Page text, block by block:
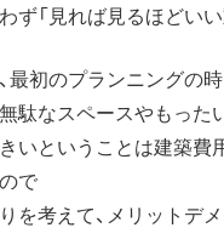
ず「見れば見るほどい
最初のプランニングの
駄なスペースやもった
いということは建築費
で
を考えて、メリットデ